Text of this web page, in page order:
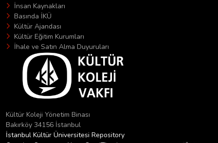
İnsan Kaynakları
Basında İKÜ
Kültür Ajandası
Kültür Eğitim Kurumları
İhale ve Satın Alma Duyuruları
Kültür Koleji Yönetim Binası
Bakırköy 34156 İstanbul
İstanbul Kültür Üniversitesi Repository